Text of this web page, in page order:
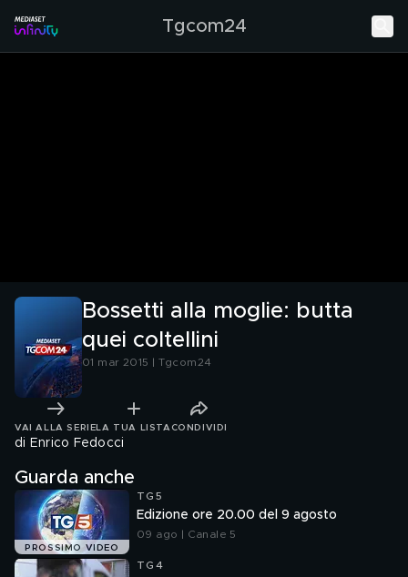
Tgcom24
Bossetti alla moglie: butta
quei coltellini
01 mar 2015 | Tgcom24
VAI ALLA SERIE LA TUA LISTA CONDIVIDI
di Enrico Fedocci
Guarda anche
PROSSIMO VIDEO
TG5
Edizione ore 20.00 del 9 agosto
09 ago | Canale 5
TG4